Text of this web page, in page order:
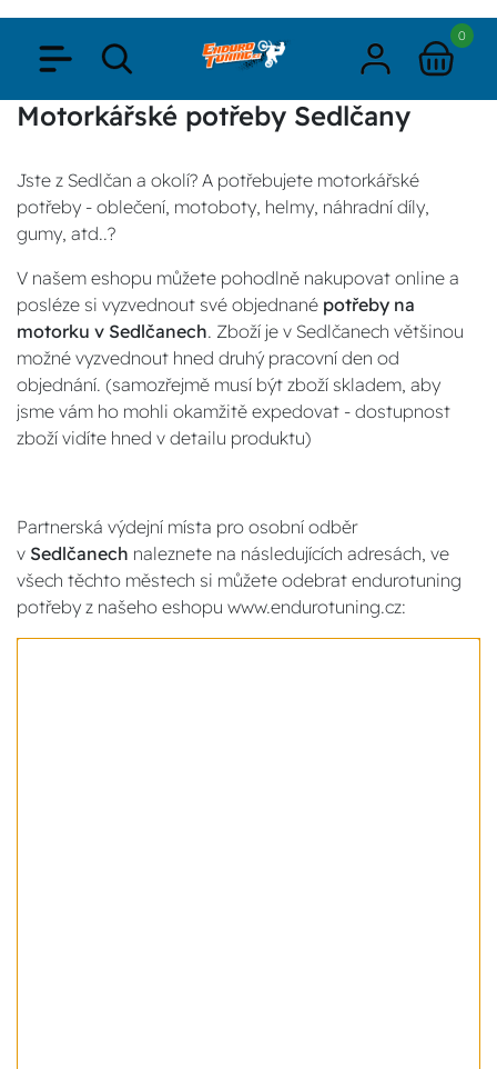
0
Motorkářské potřeby Sedlčany
Jste z Sedlčan a okolí? A potřebujete motorkářské
potřeby - oblečení, motoboty, helmy, náhradní díly,
gumy, atd..?
V našem eshopu můžete pohodlně nakupovat online a
posléze si vyzvednout své objednané potřeby na
motorku v Sedlčanech. Zboží je v Sedlčanech většinou
možné vyzvednout hned druhý pracovní den od
objednání. (samozřejmě musí být zboží skladem, aby
jsme vám ho mohli okamžitě expedovat - dostupnost
zboží vidíte hned v detailu produktu)
Partnerská výdejní místa pro osobní odběr
v Sedlčanech naleznete na následujících adresách, ve
všech těchto městech si můžete odebrat endurotuning
potřeby z našeho eshopu www.endurotuning.cz: